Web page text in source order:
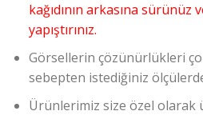
kağıdının arkasına sürünüz
yapıştırınız.
Görsellerin çözünürlükleri
sebepten istediğiniz
Ürünlerimiz size özel olarak